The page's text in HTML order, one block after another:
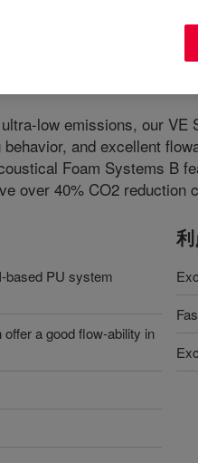
B
low emissions, our
and excellent
Foam Systems B
over 40% CO2
PU system
a good flow-ability in